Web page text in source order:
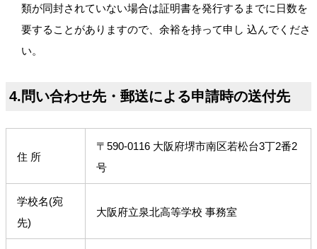
類が同封されていない場合は証明書を発行するまでに日数を
要することがありますので、余裕を持って申し 込んでくださ
い。
4.問い合わせ先・郵送による申請時の送付先
住 所
〒590-0116 大阪府堺市南区若松台3丁2番2
号
学校名(宛
先)
大阪府立泉北高等学校 事務室